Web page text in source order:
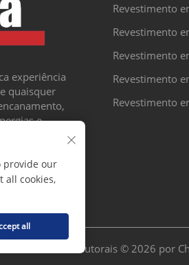
experiência
quaisquer
e
Revestimento
Revestimento
Revestimento
Revestimento
Revestimento
Direitos autorais © 2026 por
provide our
all cookies,
all